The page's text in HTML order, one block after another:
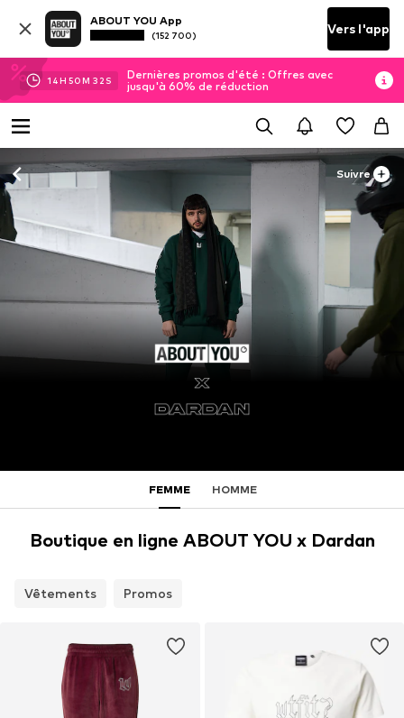
ABOUT YOU App
(152 700) Vers l'app
14H 50M 32 S
Dernières promos d'été : Offres avec
jusqu'à 60% de réduction
Suivre
FEMME HOMME
Boutique en ligne ABOUT YOU x Dardan
Vêtements Promos